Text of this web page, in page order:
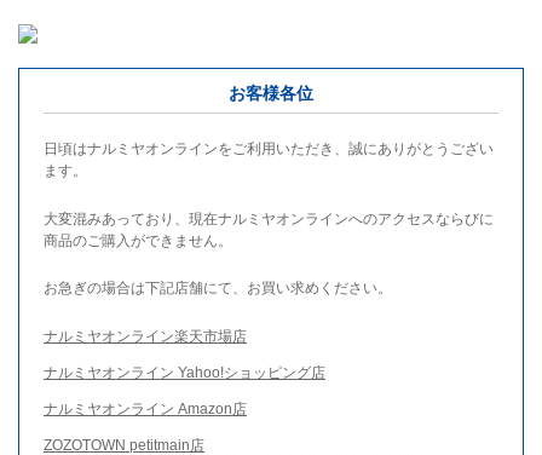
お客様各位
日頃はナルミヤオンラインをご利用いただき、誠にありがとうござい
ます。
大変混みあっており、現在ナルミヤオンラインへのアクセスならびに
商品のご購入ができません。
お急ぎの場合は下記店舗にて、お買い求めください。
ナルミヤオンライン楽天市場店
ナルミヤオンライン Yahoo!ショッピング店
ナルミヤオンライン Amazon店
ZOZOTOWN petitmain店